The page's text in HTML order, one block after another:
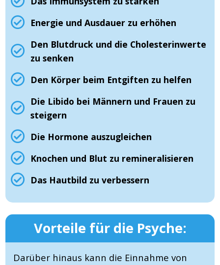
Energie und Ausdauer zu erhöhen
Den Blutdruck und die Cholesterinwerte
zu senken
Den Körper beim Entgiften zu helfen
Die Libido bei Männern und Frauen zu
steigern
Die Hormone auszugleichen
Knochen und Blut zu remineralisieren
Das Hautbild zu verbessern
Vorteile für die Psyche:
Darüber hinaus kann die Einnahme von